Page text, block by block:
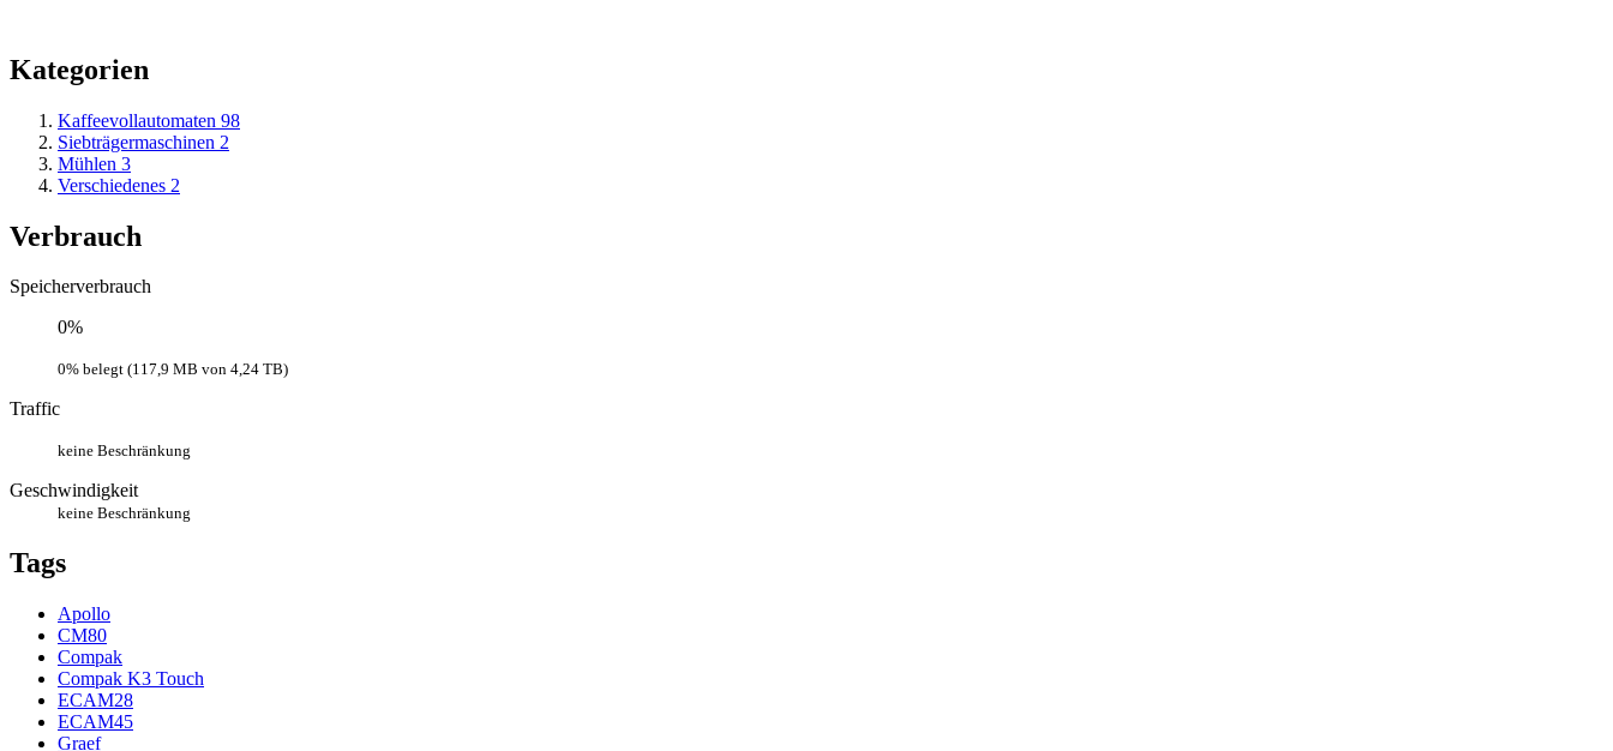
Kategorien
Kaffeevollautomaten 98
Siebträgermaschinen 2
Mühlen 3
Verschiedenes 2
Verbrauch
Speicherverbrauch
0%
0% belegt (117,9 MB von 4,24 TB)
Traffic
keine Beschränkung
Geschwindigkeit
keine Beschränkung
Tags
Apollo
CM80
Compak
Compak K3 Touch
ECAM28
ECAM45
Graef